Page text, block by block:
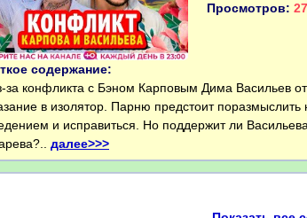
Просмотров:
содержание:
конфликта с Бэном Карповым Дима Васильев
в изолятор. Парню предстоит поразмыслить
и исправиться. Но поддержит ли
далее>>>